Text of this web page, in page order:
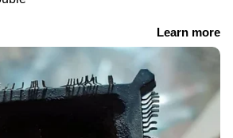
ഇത് നിങ്ങളുടെ
ആരോഗ്യം വീണ്ടെടുക്കാൻ
ഗ്രീൻ ടീ
പറയുന്നു. ഗ്രീൻ ടീ
താരൻ,